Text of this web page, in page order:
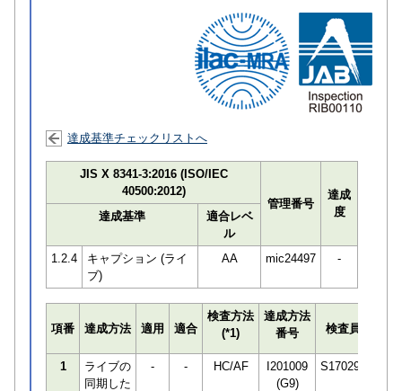
達成基準チェックリストへ
JIS X 8341-3:2016 (ISO/IEC
40500:2012)
管理番号
達成
度
達成基準
適合レベ
ル
1.2.4
キャプション (ライ
ブ)
AA mic24497 -
項番 達成方法 適用 適合
検査方法
(*1)
達成方法
番号
検査員
1
ライブの
同期した
- - HC/AF
I201009
(G9)
S170294